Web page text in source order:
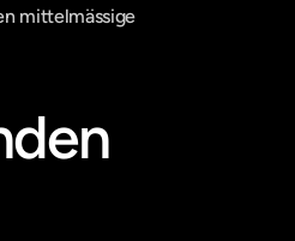
mittelmässige